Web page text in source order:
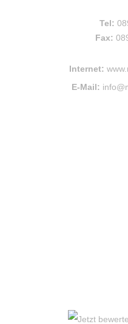
Tel:
Fax:
Internet:
E-Mail: